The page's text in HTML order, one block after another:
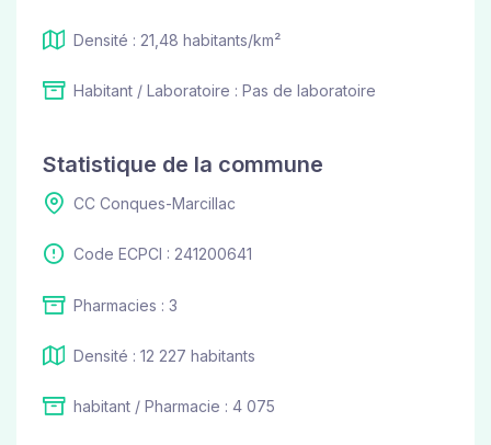
Densité : 21,48 habitants/km²
Habitant / Laboratoire : Pas de laboratoire
Statistique de la commune
CC Conques-Marcillac
Code ECPCI : 241200641
Pharmacies : 3
Densité : 12 227 habitants
habitant / Pharmacie : 4 075